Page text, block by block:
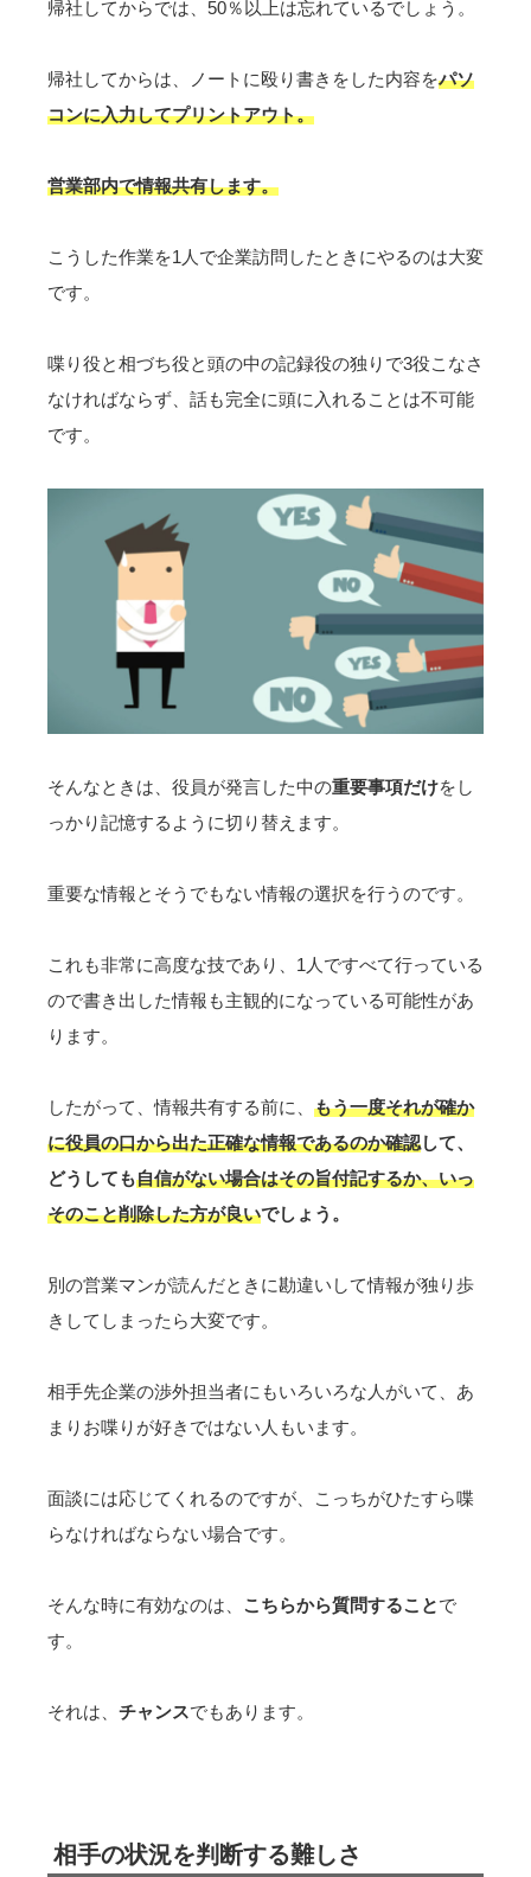
帰社してからでは、50％以上は忘れているでしょう。
帰社してからは、ノートに殴り書きをした内容をパソ
コンに入力してプリントアウト。
営業部内で情報共有します。
こうした作業を1人で企業訪問したときにやるのは大変
です。
喋り役と相づち役と頭の中の記録役の独りで3役こなさ
なければならず、話も完全に頭に入れることは不可能
です。
そんなときは、 役員が発言した中の重要事項だけをし
っかり記憶するように切り替えます。
重要な情報とそうでもない情報の選択を行う のです。
これも非常に高度な技であり、1人ですべて行っている
ので書き出した情報も主観的になっている可能性があ
ります。
したがって、情報共有する前に、 もう一度それが確か
に役員の口から出た正確な情報であるのか確認して、
どうしても自信がない場合はその旨付記するか、いっ
そのこと削除した方が良いでしょう。
別の営業マンが読んだときに勘違いして情報が独り歩
きしてしまったら大変です。
相手先企業の渉外担当者にもいろいろな人がいて、あ
まりお喋りが好きではない人もいます。
面談には応じてくれるのですが、こっちがひたすら喋
らなければならない場合です。
そんな時に有効なのは、 こちらから質問することで
す。
それは、 チャンスでもあります。
相手の状況を判断する難しさ